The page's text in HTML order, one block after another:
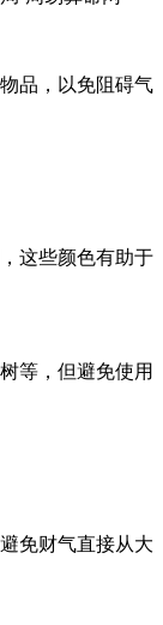
品，以免阻碍气
这些颜色有助于
等，但避免使用
免财气直接从大